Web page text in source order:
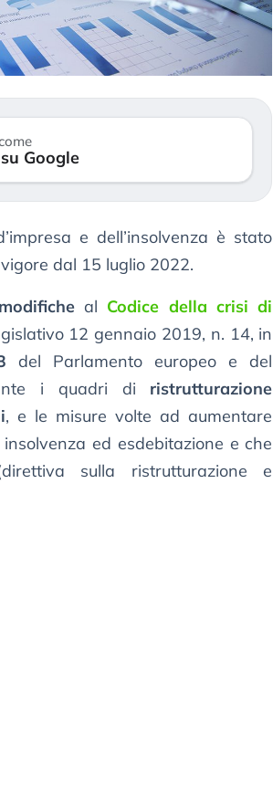
Google
e dell’insolvenza è stato
dal 15 luglio 2022.
modificheal Codice della crisi di
12 gennaio 2019, n. 14, in
del Parlamento europeo e del
i quadri di ristrutturazione
, e le misure volte ad aumentare
ed esdebitazione e che
sulla ristrutturazione e
«La mia vita è rovinata». Investitori
in preda al panico dopo lo scoppio
della bolla AI
Kospi, mentre gli investitori retail (…)
30 luglio 2026